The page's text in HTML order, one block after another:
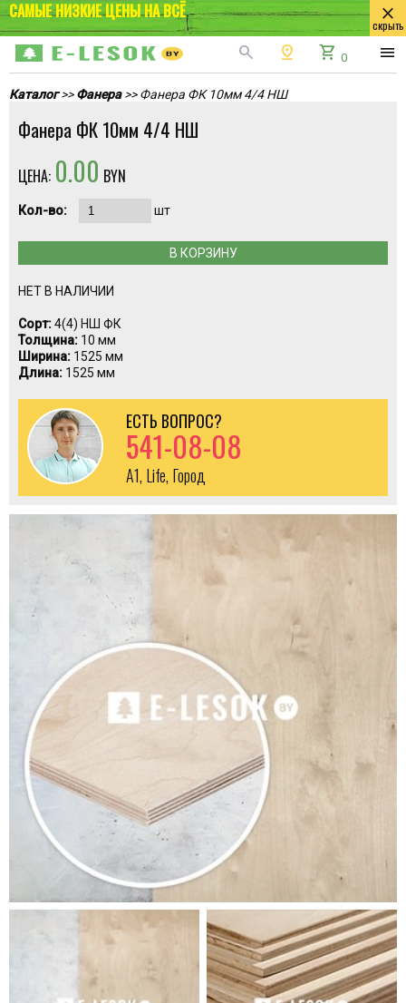
САМЫЕ НИЗКИЕ ЦЕНЫ НА ВСЁ close
скрыть
search pin_drop shopping_cart 0 menu
Каталог>>Фанера >> Фанера ФК 10мм 4/4 НШ
Фанера ФК 10мм 4/4 НШ
ЦЕНА: 0.00 BYN
Кол-во: шт
В КОРЗИНУ
НЕТ В НАЛИЧИИ
Сорт:4(4) НШ ФК
Толщина: 10 мм
Ширина: 1525 мм
Длина: 1525 мм
ЕСТЬ ВОПРОС?
541-08-08
A1, Life, Город